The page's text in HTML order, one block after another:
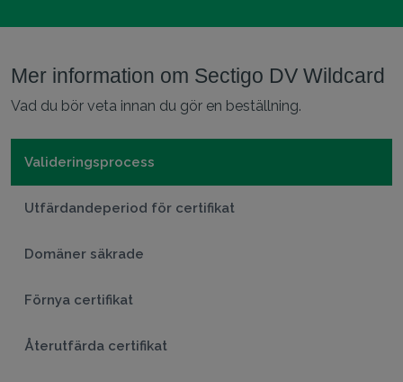
Mer information om Sectigo DV Wildcard
Vad du bör veta innan du gör en beställning.
Valideringsprocess
Utfärdandeperiod för certifikat
Domäner säkrade
Förnya certifikat
Återutfärda certifikat